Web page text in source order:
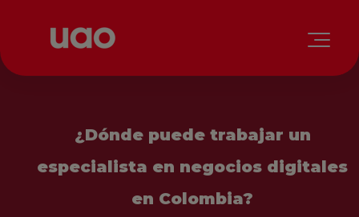
¿Dónde puede trabajar un
especialista en negocios digitales
en Colombia?